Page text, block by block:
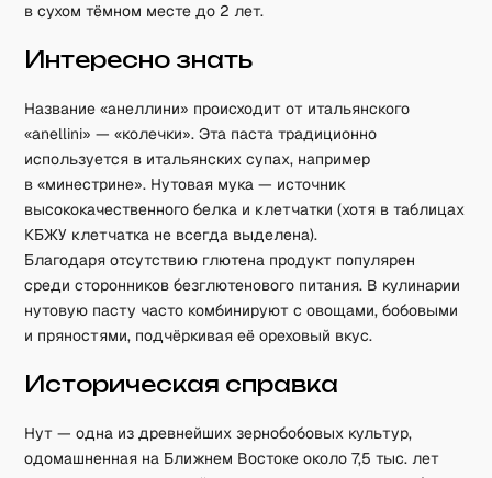
в сухом тёмном месте до 2 лет.
Интересно знать
Название «анеллини» происходит от итальянского
«anellini» — «колечки». Эта паста традиционно
используется в итальянских супах, например
в «минестрине». Нутовая мука — источник
высококачественного белка и клетчатки (хотя в таблицах
КБЖУ клетчатка не всегда выделена).
Благодаря отсутствию глютена продукт популярен
среди сторонников безглютенового питания. В кулинарии
нутовую пасту часто комбинируют с овощами, бобовыми
и пряностями, подчёркивая её ореховый вкус.
Историческая справка
Нут — одна из древнейших зернобобовых культур,
одомашненная на Ближнем Востоке около 7,5 тыс. лет